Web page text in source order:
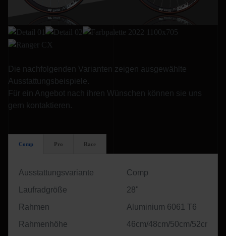
Die nachfolgenden Varianten zeigen ausgewählte
Ausstattungsbeispiele.
Für ein Angebot nach ihren Wünschen können sie uns
gern kontaktieren.
Comp Pro Race
Ausstattungsvariante
Comp
Laufradgröße
28"
Rahmen
Aluminium 6061 T6
Rahmenhöhe
46cm/48cm/50cm/52cm/